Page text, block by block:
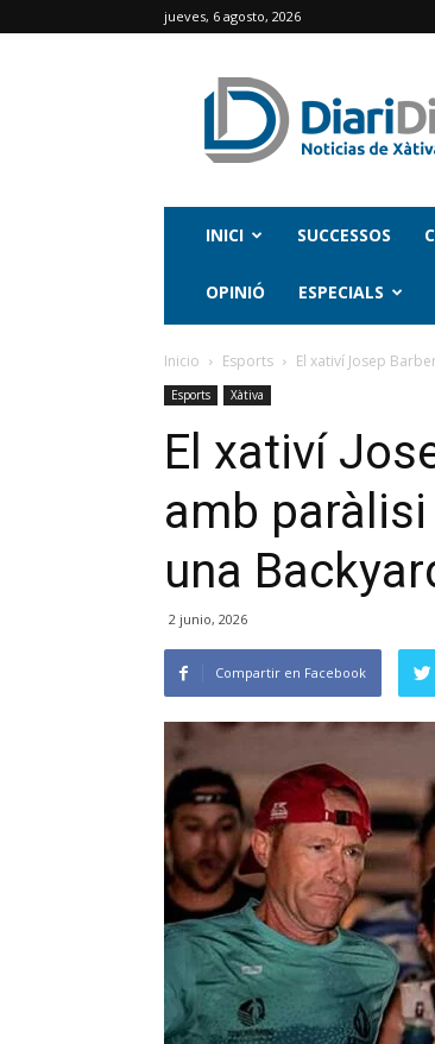
jueves, 6 agosto, 2026
INICI SUCCESSOS
OPINIÓ ESPECIALS
Inicio Esports El xativí Josep
Esports Xàtiva
El xativí
amb
una
2 junio, 2026
Compartir en Facebook